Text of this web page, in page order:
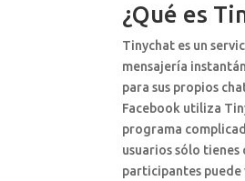
¿Qué es
Tinychat es un
mensajería
para sus propios
Facebook utiliza
programa
usuarios sólo tienes
participantes puede